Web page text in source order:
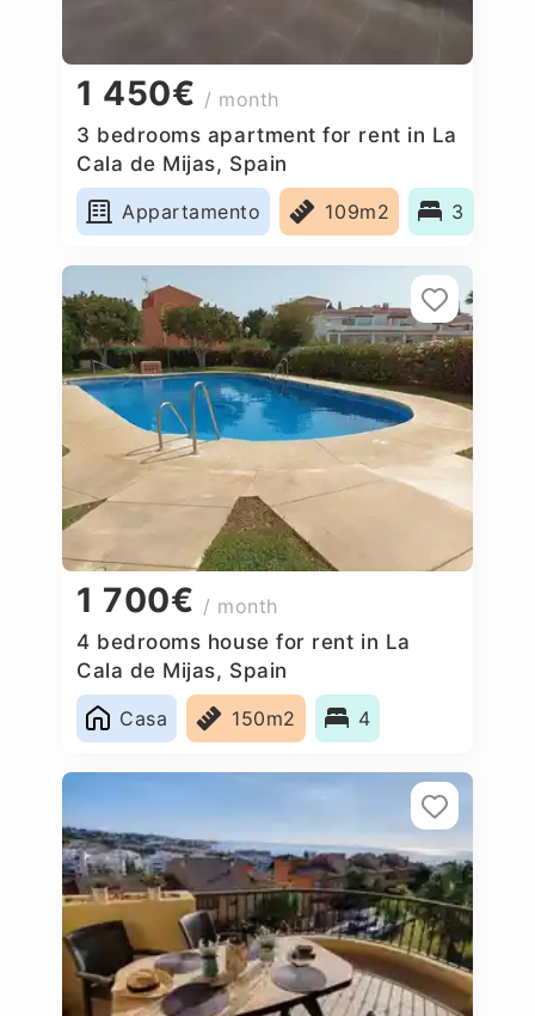
1 450€ / month
3 bedrooms apartment for rent in La
Cala de Mijas, Spain
Appartamento
109m2 3
1 700€ / month
4 bedrooms house for rent in La
Cala de Mijas, Spain
Casa
150m2 4